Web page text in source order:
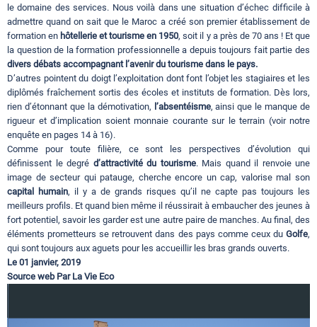
le domaine des services. Nous voilà dans une situation d’échec difficile à
admettre quand on sait que le Maroc a créé son premier établissement de
formation en hôtellerie et tourisme en 1950, soit il y a près de 70 ans ! Et que
la question de la formation professionnelle a depuis toujours fait partie des
divers débats accompagnant l’avenir du tourisme dans le pays.
D’autres pointent du doigt l’exploitation dont font l’objet les stagiaires et les
diplômés fraîchement sortis des écoles et instituts de formation. Dès lors,
rien d’étonnant que la démotivation, l’absentéisme, ainsi que le manque de
rigueur et d’implication soient monnaie courante sur le terrain (voir notre
enquête en pages 14 à 16).
Comme pour toute filière, ce sont les perspectives d’évolution qui
définissent le degré d’attractivité du tourisme. Mais quand il renvoie une
image de secteur qui patauge, cherche encore un cap, valorise mal son
capital humain, il y a de grands risques qu’il ne capte pas toujours les
meilleurs profils. Et quand bien même il réussirait à embaucher des jeunes à
fort potentiel, savoir les garder est une autre paire de manches. Au final, des
éléments prometteurs se retrouvent dans des pays comme ceux du Golfe,
qui sont toujours aux aguets pour les accueillir les bras grands ouverts.
Le 01 janvier, 2019
Source web Par La Vie Eco